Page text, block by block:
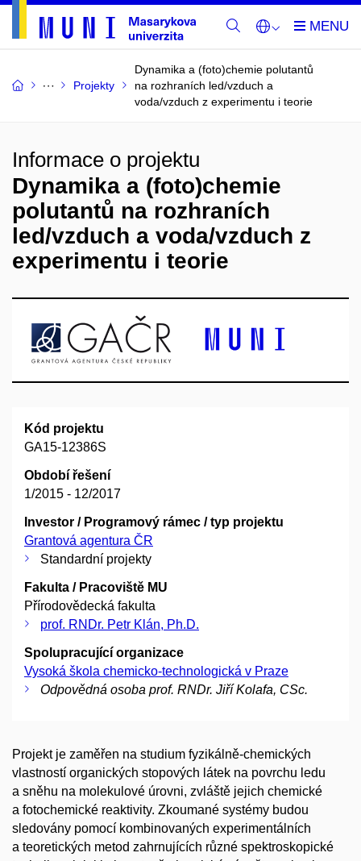
Projekty
Dynamika a (foto)chemie polutantů
na rozhraních led/vzduch a
voda/vzduch z experimentu i teorie
Informace o projektu
Dynamika a (foto)chemie
polutantů na rozhraních
led/vzduch a voda/vzduch z
experimentu i teorie
Kód projektu
GA15-12386S
Období řešení
1/2015 - 12/2017
Investor / Programový rámec / typ projektu
Grantová agentura ČR
Standardní projekty
Fakulta / Pracoviště MU
Přírodovědecká fakulta
prof. RNDr. Petr Klán, Ph.D.
Spolupracující organizace
Vysoká škola chemicko-technologická v Praze
Odpovědná osoba prof. RNDr. Jiří Kolafa, CSc.
Projekt je zaměřen na studium fyzikálně-chemických
vlastností organických stopových látek na povrchu ledu
a sněhu na molekulové úrovni, zvláště jejich chemické
a fotochemické reaktivity. Zkoumané systémy budou
sledovány pomocí kombinovaných experimentálních
a teoretických metod zahrnujících různé spektroskopické